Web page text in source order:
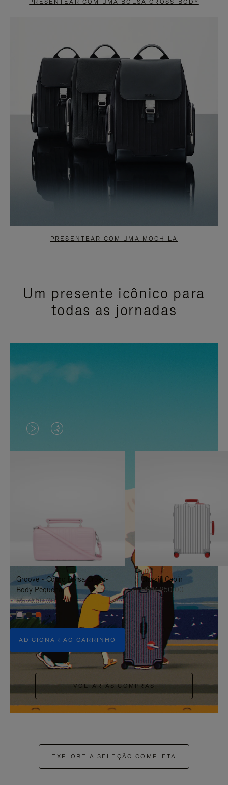
PRESENTEAR COM UMA MOCHILA
Um presente icônico para
todas as jornadas
O
VÍDEO
PRESSIONE
PAUSÁ-
LO
O
VÍDEO
FAVOR,
CLIQUE
PARA
ATIVÁ-
LO
Groove - Couro Bolsa Cross-
Body Pequena
R$ 7.550,00
+5
ADICIONAR AO CARRINHO
Classic Cabin
R$ 14.250,00
VOLTAR ÀS COMPRAS
EXPLORE A SELEÇÃO COMPLETA